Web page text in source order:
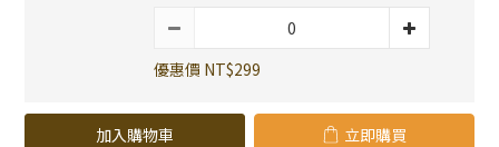
優惠價 NT$299
加入購物車 立即購買